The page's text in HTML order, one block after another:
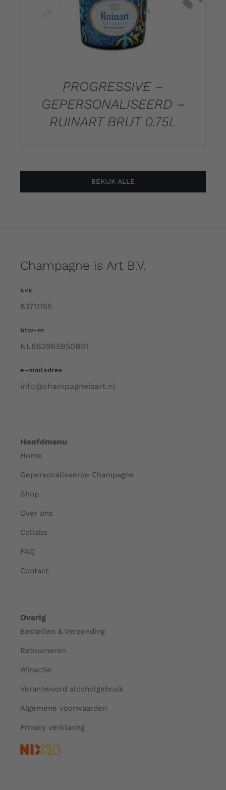
PROGRESSIVE –
GEPERSONALISEERD –
RUINART BRUT 0.75L
BEKIJK ALLE
Champagne is Art B.V.
kvk
83711155
btw-nr
NL862965950B01
e-mailadres
info@champagneisart.nl
Hoofdmenu
Home
Gepersonaliseerde Champagne
Shop
Over ons
Collabs
FAQ
Contact
Overig
Bestellen & Verzending
Retourneren
Winactie
Verantwoord alcoholgebruik
Algemene voorwaarden
Privacy verklaring